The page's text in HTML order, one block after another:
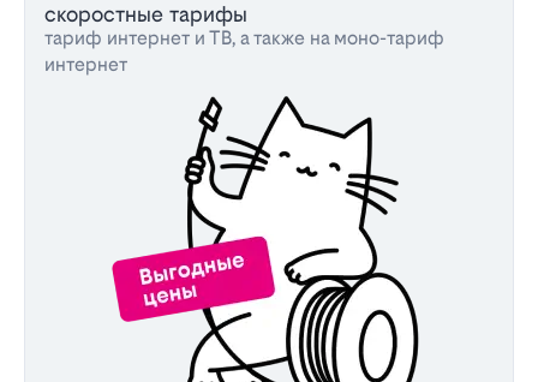
скоростные тарифы
тариф интернет и ТВ, а также на моно-тариф
интернет